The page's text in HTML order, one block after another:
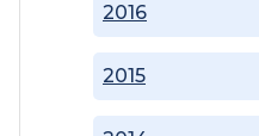
2015
2016